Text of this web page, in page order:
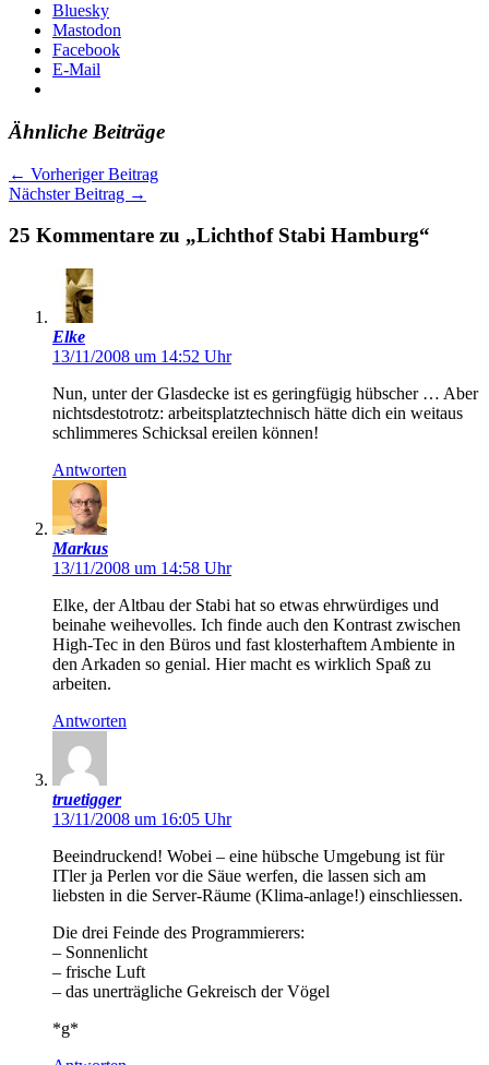
Bluesky
Mastodon
Facebook
E-Mail
Ähnliche Beiträge
← Vorheriger Beitrag
Nächster Beitrag →
25 Kommentare zu „Lichthof Stabi Hamburg“
Elke
13/11/2008 um 14:52 Uhr
Nun, unter der Glasdecke ist es geringfügig hübscher … Aber
nichtsdestotrotz: arbeitsplatztechnisch hätte dich ein weitaus
schlimmeres Schicksal ereilen können!
Antworten
Markus
13/11/2008 um 14:58 Uhr
Elke, der Altbau der Stabi hat so etwas ehrwürdiges und
beinahe weihevolles. Ich finde auch den Kontrast zwischen
High-Tec in den Büros und fast klosterhaftem Ambiente in
den Arkaden so genial. Hier macht es wirklich Spaß zu
arbeiten.
Antworten
truetigger
13/11/2008 um 16:05 Uhr
Beeindruckend! Wobei – eine hübsche Umgebung ist für
ITler ja Perlen vor die Säue werfen, die lassen sich am
liebsten in die Server-Räume (Klima-anlage!) einschliessen.
Die drei Feinde des Programmierers:
– Sonnenlicht
– frische Luft
– das unerträgliche Gekreisch der Vögel
*g*